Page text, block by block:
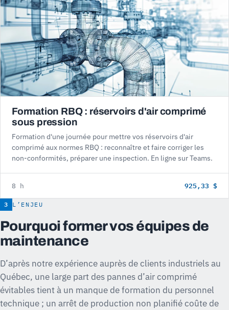
Formation RBQ : réservoirs d'air comprimé
sous pression
Formation d'une journée pour mettre vos réservoirs d'air
comprimé aux normes RBQ : reconnaître et faire corriger les
non-conformités, préparer une inspection. En ligne sur Teams.
8 h 925,33 $
3 L’ENJEU
Pourquoi former vos équipes de
maintenance
D’après notre expérience auprès de clients industriels au
Québec, une large part des pannes d’air comprimé
évitables tient à un manque de formation du personnel
technique ; un arrêt de production non planifié coûte de